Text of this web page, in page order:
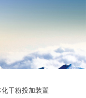
干粉投加装置